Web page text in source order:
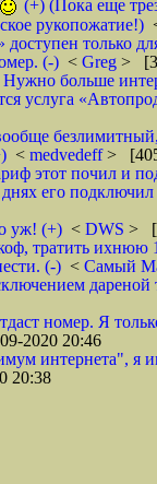
(+) (Пока еще
рукопожатие!)
только
(-) < Greg >
больше
услуга
безлимитный,
< medvedeff>
этот почил и
его
уж! (+) < DWS >
тратить ихнюю
(-) < Самый
номер. Я
2020 20:46
интернета", я
20:38